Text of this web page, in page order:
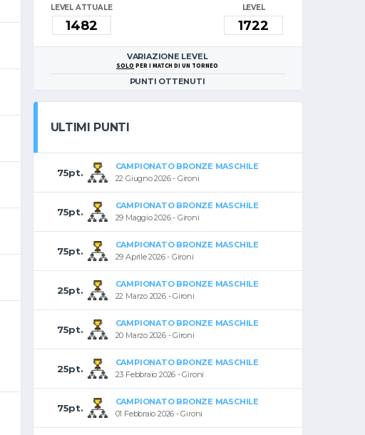
LEVEL ATTUALE LEVEL
VARIAZIONE LEVEL
SOLO PER I MATCH DI UN TORNEO
PUNTI OTTENUTI
ULTIMI PUNTI
75pt.
CAMPIONATO BRONZE MASCHILE
22 Giugno 2026 - Gironi
75pt.
CAMPIONATO BRONZE MASCHILE
29 Maggio 2026 - Gironi
75pt.
CAMPIONATO BRONZE MASCHILE
29 Aprile 2026 - Gironi
25pt.
CAMPIONATO BRONZE MASCHILE
22 Marzo 2026 - Gironi
75pt.
CAMPIONATO BRONZE MASCHILE
20 Marzo 2026 - Gironi
25pt.
CAMPIONATO BRONZE MASCHILE
23 Febbraio 2026 - Gironi
75pt.
CAMPIONATO BRONZE MASCHILE
01 Febbraio 2026 - Gironi